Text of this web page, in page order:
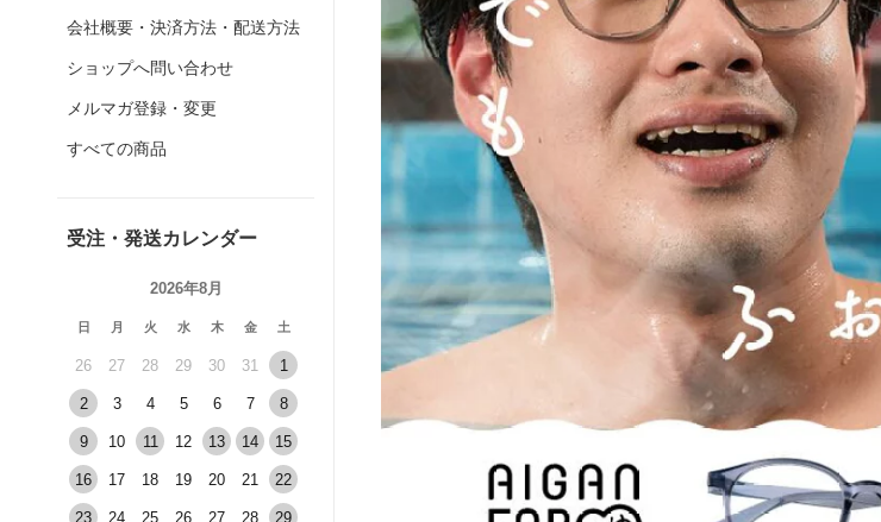
会社概要・決済方法・配送方法
ショップへ問い合わせ
メルマガ登録・変更
すべての商品
受注・発送カレンダー
2026年8月
日 月 火 水 木 金 土
26 27 28 29 30 31 1
2 3 4 5 6 7 8
9 10 11 12 13 14 15
16 17 18 19 20 21 22
23 24 25 26 27 28 29